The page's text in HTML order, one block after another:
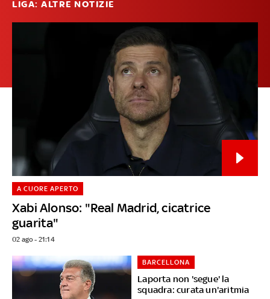
LIGA: ALTRE NOTIZIE
Xabi Alonso: "Real Madrid, cicatrice
guarita"
A CUORE APERTO
02 ago - 21:14
Laporta non 'segue' la
squadra: curata un'aritmia
BARCELLONA